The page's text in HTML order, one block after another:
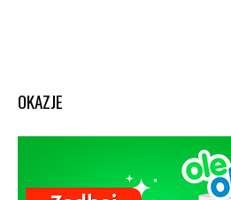
OKAZJE